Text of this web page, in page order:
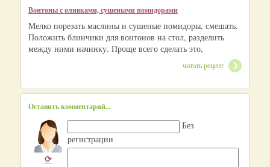
Вонтоны с оливками, сушеными помидорами
Мелко порезать маслины и сушеные помидоры, смешать.
Положить блинчики для вонтонов на стол, разделить
между ними начинку. Проще всего сделать это,
читать рецепт
Оставить комментарий...
⟳
Без
регистрации